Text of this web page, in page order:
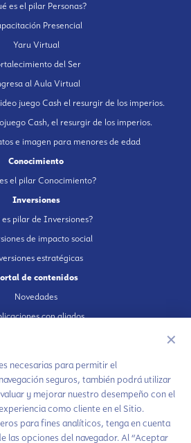
es el pilar Personas?
Presencial
Yaru Virtual
del Ser
al Aula Virtual
juego Cash el resurgir de los imperios.
Cash, el resurgir de los imperios.
e imagen para menores de edad
Conocimiento
el pilar Conocimiento?
Inversiones
es pilar de Inversiones?
de impacto social
estratégicas
de contenidos
Novedades
con aliados
en medios
en Spotify
✕
necesarias para permitir el
seguros, también podrá utilizar
y mejorar nuestro desempeño con el
como cliente en el Sitio.
para fines analíticos, tenga en cuenta
las opciones del navegador. Al “Aceptar